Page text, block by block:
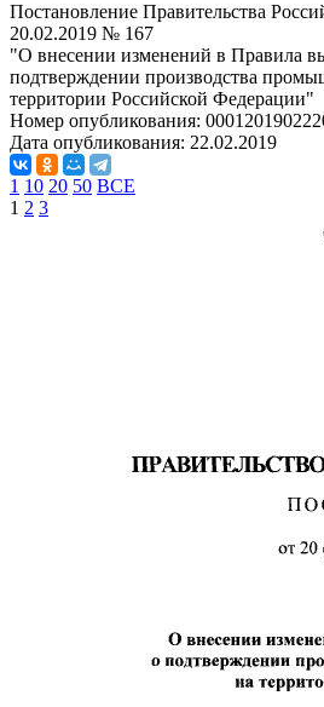
Постановление Правительства
20.02.2019 № 167
"О внесении изменений в Правила
подтверждении производства
территории Российской Федерации"
Номер опубликования:
Дата опубликования: 22.02.2019
1 10 20 50 ВСЕ
1 2 3